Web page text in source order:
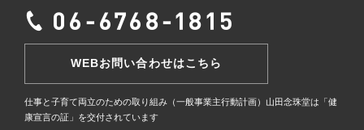
WEBお問い合わせはこちら
仕事と子育て両立のための取り組み（一般事業主行動計画） 山田念珠堂は「健
康宣言の証」を交付されています